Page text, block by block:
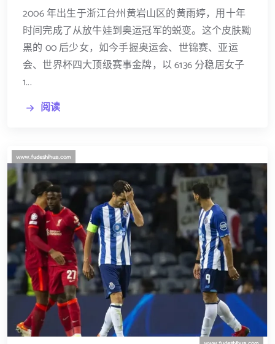
2006 年出生于浙江台州黄岩山区的黄雨婷，用十年
时间完成了从放牛娃到奥运冠军的蜕变。这个皮肤黝
黑的 00 后少女，如今手握奥运会、世锦赛、亚运
会、世界杯四大顶级赛事金牌，以 6136 分稳居女子
1...
阅读